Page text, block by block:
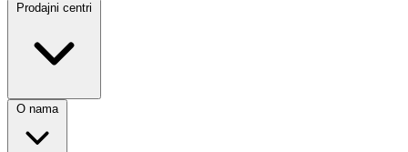
Prodajni centri
O nama